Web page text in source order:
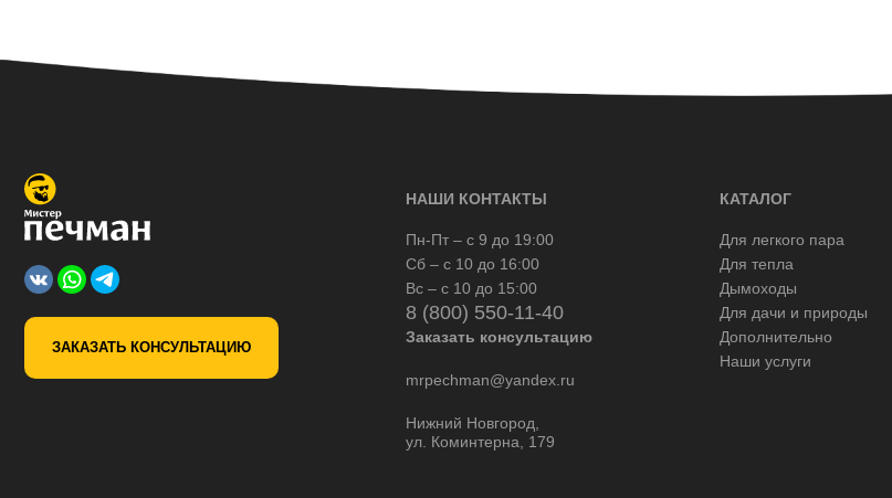
ЗАКАЗАТЬ КОНСУЛЬТАЦИЮ
НАШИ КОНТАКТЫ
Пн-Пт – с 9 до 19:00
Сб – с 10 до 16:00
Вс – с 10 до 15:00
8 (800) 550-11-40
Заказать консультацию
mrpechman@yandex.ru
Нижний Новгород,
ул. Коминтерна, 179
КАТАЛОГ
Для легкого пара
Для тепла
Дымоходы
Для дачи и природы
Дополнительно
Наши услуги